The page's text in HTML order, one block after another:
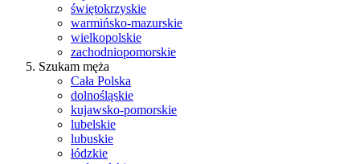
świętokrzyskie
warmińsko-mazurskie
wielkopolskie
zachodniopomorskie
Szukam męża
Cała Polska
dolnośląskie
kujawsko-pomorskie
lubelskie
lubuskie
łódzkie